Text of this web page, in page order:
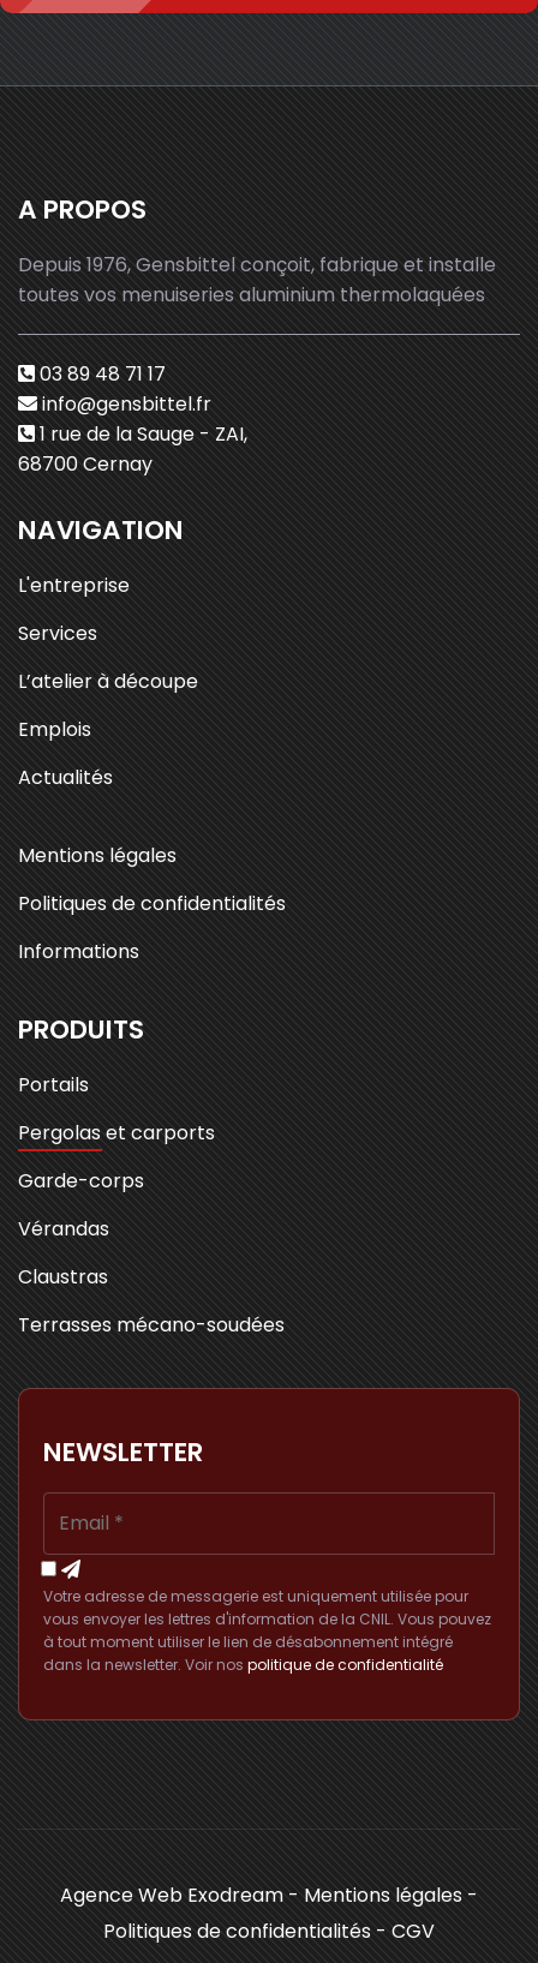
A PROPOS
Depuis 1976, Gensbittel conçoit, fabrique et installe
toutes vos menuiseries aluminium thermolaquées
03 89 48 71 17
info@gensbittel.fr
1 rue de la Sauge - ZAI,
68700 Cernay
NAVIGATION
L'entreprise
Services
L’atelier à découpe
Emplois
Actualités
Mentions légales
Politiques de confidentialités
Informations
PRODUITS
Portails
Pergolas et carports
Garde-corps
Vérandas
Claustras
Terrasses mécano-soudées
NEWSLETTER
Votre adresse de messagerie est uniquement utilisée pour
vous envoyer les lettres d'information de la CNIL. Vous pouvez
à tout moment utiliser le lien de désabonnement intégré
dans la newsletter. Voir nos politique de confidentialité
Agence Web Exodream - Mentions légales -
Politiques de confidentialités - CGV